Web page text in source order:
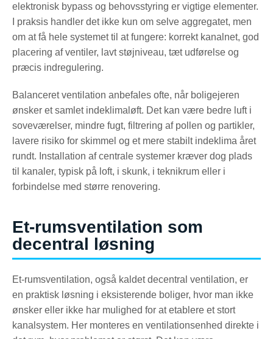
elektronisk bypass og behovsstyring er vigtige elementer.
I praksis handler det ikke kun om selve aggregatet, men
om at få hele systemet til at fungere: korrekt kanalnet, god
placering af ventiler, lavt støjniveau, tæt udførelse og
præcis indregulering.
Balanceret ventilation anbefales ofte, når boligejeren
ønsker et samlet indeklimaløft. Det kan være bedre luft i
soveværelser, mindre fugt, filtrering af pollen og partikler,
lavere risiko for skimmel og et mere stabilt indeklima året
rundt. Installation af centrale systemer kræver dog plads
til kanaler, typisk på loft, i skunk, i teknikrum eller i
forbindelse med større renovering.
Et-rumsventilation som
decentral løsning
Et-rumsventilation, også kaldet decentral ventilation, er
en praktisk løsning i eksisterende boliger, hvor man ikke
ønsker eller ikke har mulighed for at etablere et stort
kanalsystem. Her monteres en ventilationsenhed direkte i